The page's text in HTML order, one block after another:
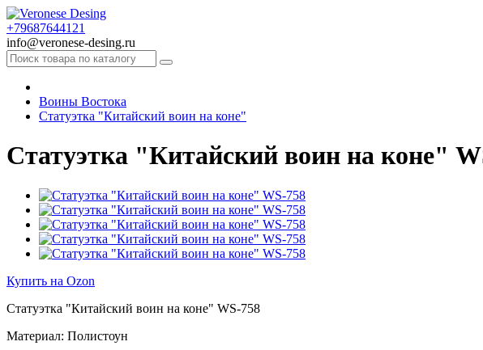
+79687644121
info@veronese-desing.ru
Воины Востока
Статуэтка "Китайский воин на коне"
Статуэтка "Китайский воин на коне"
Купить на Ozon
Статуэтка "Китайский воин на коне" WS-758
Материал: Полистоун